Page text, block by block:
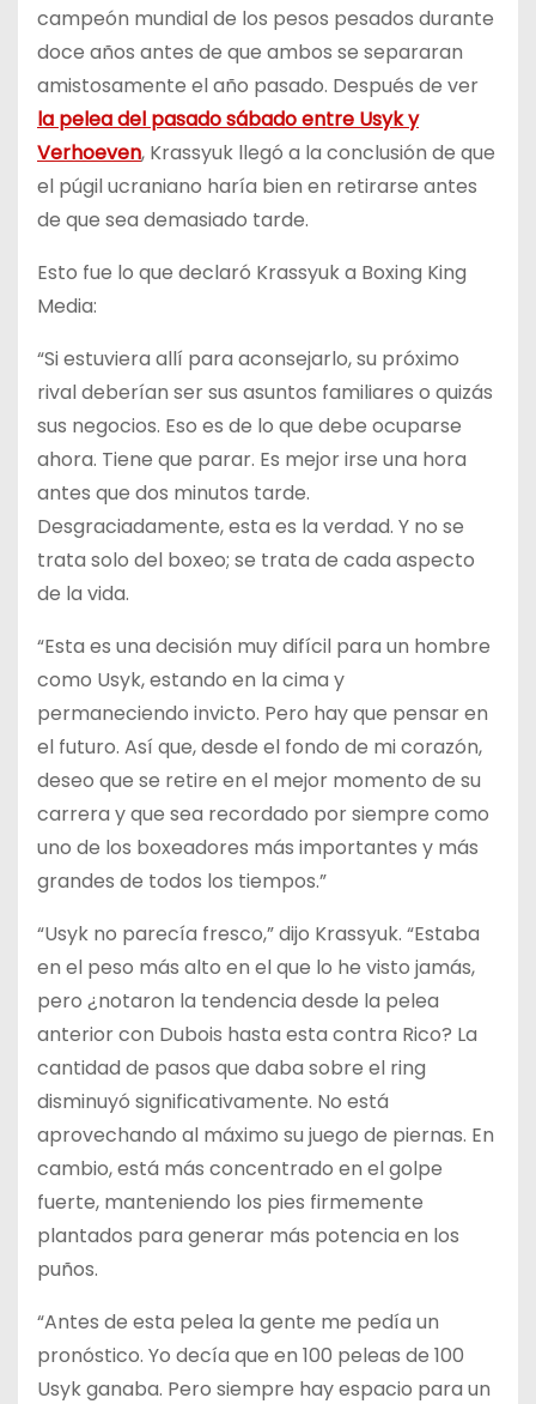
campeón mundial de los pesos pesados durante
doce años antes de que ambos se separaran
amistosamente el año pasado. Después de ver
la pelea del pasado sábado entre Usyk y
Verhoeven, Krassyuk llegó a la conclusión de que
el púgil ucraniano haría bien en retirarse antes
de que sea demasiado tarde.
Esto fue lo que declaró Krassyuk a Boxing King
Media:
“Si estuviera allí para aconsejarlo, su próximo
rival deberían ser sus asuntos familiares o quizás
sus negocios. Eso es de lo que debe ocuparse
ahora. Tiene que parar. Es mejor irse una hora
antes que dos minutos tarde.
Desgraciadamente, esta es la verdad. Y no se
trata solo del boxeo; se trata de cada aspecto
de la vida.
“Esta es una decisión muy difícil para un hombre
como Usyk, estando en la cima y
permaneciendo invicto. Pero hay que pensar en
el futuro. Así que, desde el fondo de mi corazón,
deseo que se retire en el mejor momento de su
carrera y que sea recordado por siempre como
uno de los boxeadores más importantes y más
grandes de todos los tiempos.”
“Usyk no parecía fresco,” dijo Krassyuk. “Estaba
en el peso más alto en el que lo he visto jamás,
pero ¿notaron la tendencia desde la pelea
anterior con Dubois hasta esta contra Rico? La
cantidad de pasos que daba sobre el ring
disminuyó significativamente. No está
aprovechando al máximo su juego de piernas. En
cambio, está más concentrado en el golpe
fuerte, manteniendo los pies firmemente
plantados para generar más potencia en los
puños.
“Antes de esta pelea la gente me pedía un
pronóstico. Yo decía que en 100 peleas de 100
Usyk ganaba. Pero siempre hay espacio para un